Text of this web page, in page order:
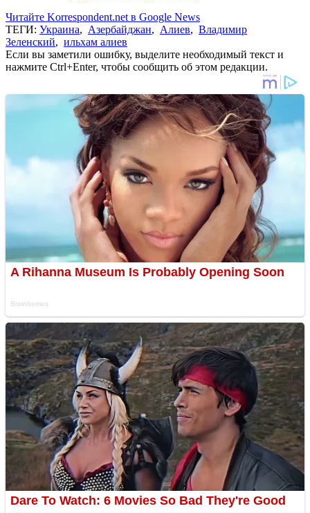
Читайте Korrespondent.net в Google News
ТЕГИ: Украина, Азербайджан, Алиев, Владимир
Зеленский, ильхам алиев
Если вы заметили ошибку, выделите необходимый текст и
нажмите Ctrl+Enter, чтобы сообщить об этом редакции.